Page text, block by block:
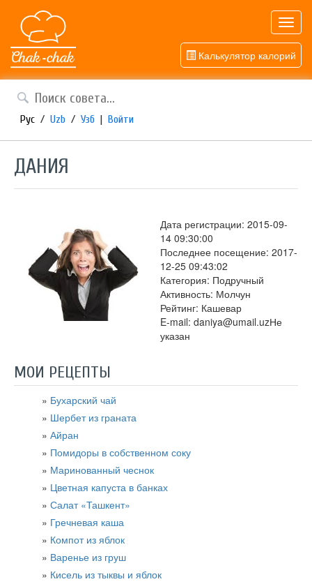
Калькулятор калорий
Рус / Uzb / Узб | Войти
ДАНИЯ
Дата регистрации: 2015-09-
14 09:30:00
Последнее посещение: 2017-
12-25 09:43:02
Категория: Подручный
Активность: Молчун
Рейтинг: Кашевар
E-mail: daniya@umail.uzНе
указан
МОИ РЕЦЕПТЫ
Бухарский чай
Шербет из граната
Айран
Помидоры в собственном соку
Маринованный чеснок
Цветная капуста в банках
Салат «Ташкент»
Гречневая каша
Компот из яблок
Варенье из груш
Кисель из тыквы и яблок